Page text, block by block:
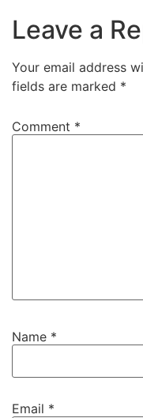
Leave a
Your email address
fields are marked *
Comment *
Name *
Email *